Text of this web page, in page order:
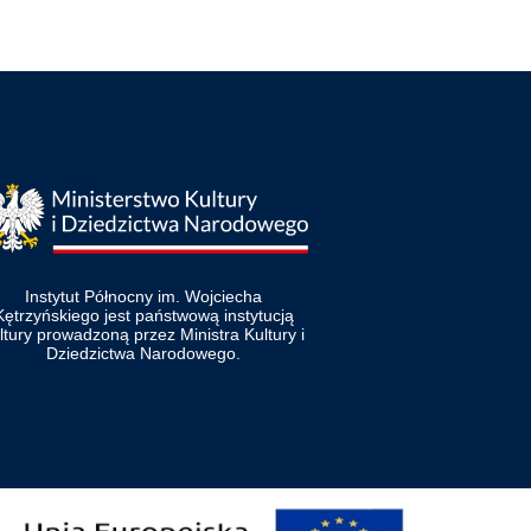
Instytut Północny im. Wojciecha
jest państwową instytucją
prowadzoną przez Ministra Kultury i
Dziedzictwa Narodowego.